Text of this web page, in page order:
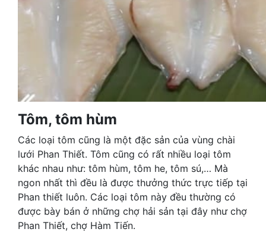
Tôm, tôm hùm
Các loại tôm cũng là một đặc sản của vùng chài
lưới Phan Thiết. Tôm cũng có rất nhiều loại tôm
khác nhau như: tôm hùm, tôm he, tôm sú,… Mà
ngon nhất thì đều là được thưởng thức trực tiếp tại
Phan thiết luôn. Các loại tôm này đều thường có
được bày bán ở những chợ hải sản tại đây như chợ
Phan Thiết, chợ Hàm Tiến.